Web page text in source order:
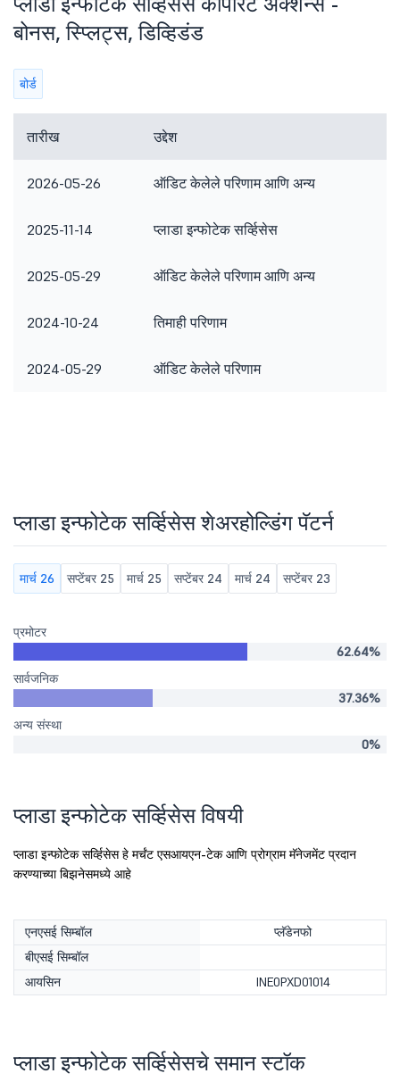
बोनस, स्प्लिट्स, डिव्हिडंड
बोर्ड
तारीख उद्देश
2026-05-26 ऑडिट केलेले परिणाम आणि अन्य
2025-11-14 प्लाडा इन्फोटेक सर्व्हिसेस
2025-05-29 ऑडिट केलेले परिणाम आणि अन्य
2024-10-24 तिमाही परिणाम
2024-05-29 ऑडिट केलेले परिणाम
प्लाडा इन्फोटेक सर्व्हिसेस शेअरहोल्डिंग पॅटर्न
मार्च 26 सप्टेंबर 25 मार्च 25 सप्टेंबर 24 मार्च 24 सप्टेंबर 23
प्रमोटर
62.64%
सार्वजनिक
37.36%
अन्य संस्था
0%
प्लाडा इन्फोटेक सर्व्हिसेस विषयी
प्लाडा इन्फोटेक सर्व्हिसेस हे मर्चंट एसआयएन-टेक आणि प्रोग्राम मॅनेजमेंट प्रदान
करण्याच्या बिझनेसमध्ये आहे
एनएसई सिम्बॉल
प्लॅडेनफो
बीएसई सिम्बॉल
आयसिन
INE0PXD01014
प्लाडा इन्फोटेक सर्व्हिसेसचे समान स्टॉक